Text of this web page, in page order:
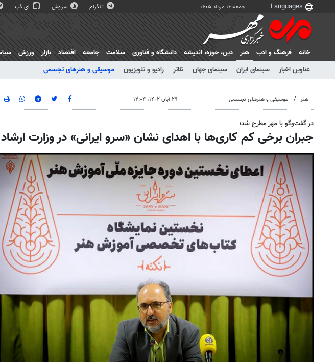
جمعه ۱۶ مرداد ۱۴۰۵ تلگرام سروش آی گپ
خانه فرهنگ و ادب
هنر
عناوین اخبار
سینمای ایران سینمای جهان تئاتر رادیو و تلویزیون موسیقی و هنرهای تجسمی
دين، حوزه، انديشه دانشگاه و فناوری سلامت جامعه اقتصاد بازار ورزش
هنر موسیقی و هنرهای تجسمی ۲۹ آبان ۱۴۰۲، ۱۲:۰۴
در گفت‌وگو با مهر مطرح شد؛
جبران برخی کم کاری‌ها با اهدای نشان «سرو ایرانی» در وزارت ارشاد